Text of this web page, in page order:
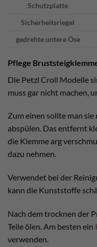
Schutzplatte
Sicherheitsriegel
gedrehte untere Öse
Pflege
Die Petzl Croll Modelle
muss gar nicht machen,
Zum einen sollte man
abspülen. Das entfernt
die Klemme arg
dazu nehmen.
Verwendet bei der
kann die Kunststoffe
Nach dem trocknen der
Teile ölen. Am besten ein
verwenden.